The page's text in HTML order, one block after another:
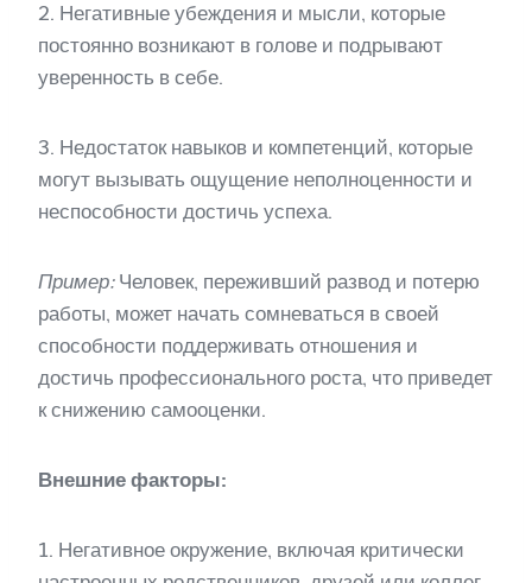
2. Негативные убеждения и мысли, которые
постоянно возникают в голове и подрывают
уверенность в себе.
3. Недостаток навыков и компетенций, которые
могут вызывать ощущение неполноценности и
неспособности достичь успеха.
Пример:Человек, переживший развод и потерю
работы, может начать сомневаться в своей
способности поддерживать отношения и
достичь профессионального роста, что приведет
к снижению самооценки.
Внешние факторы:
1. Негативное окружение, включая критически